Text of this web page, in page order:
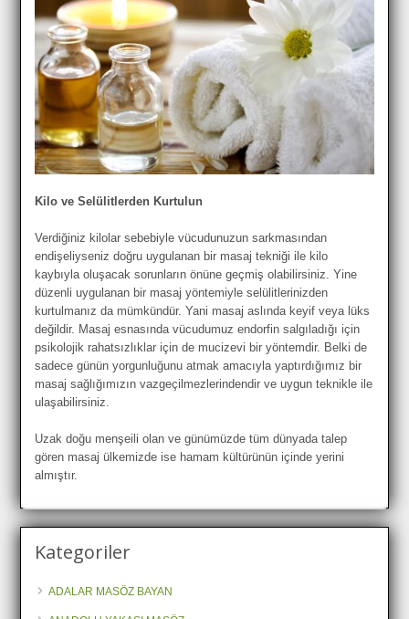
Kilo ve Selülitlerden Kurtulun
Verdiğiniz kilolar sebebiyle vücudunuzun sarkmasından
endişeliyseniz doğru uygulanan bir masaj tekniği ile kilo
kaybıyla oluşacak sorunların önüne geçmiş olabilirsiniz. Yine
düzenli uygulanan bir masaj yöntemiyle selülitlerinizden
kurtulmanız da mümkündür. Yani masaj aslında keyif veya lüks
değildir. Masaj esnasında vücudumuz endorfin salgıladığı için
psikolojik rahatsızlıklar için de mucizevi bir yöntemdir. Belki de
sadece günün yorgunluğunu atmak amacıyla yaptırdığımız bir
masaj sağlığımızın vazgeçilmezlerindendir ve uygun teknikle ile
ulaşabilirsiniz.
Uzak doğu menşeili olan ve günümüzde tüm dünyada talep
gören masaj ülkemizde ise hamam kültürünün içinde yerini
almıştır.
Kategoriler
ADALAR MASÖZ BAYAN